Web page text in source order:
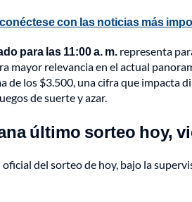
con las noticias más
para las 11:00 a. m. representa
mayor relevancia en el actual
de los $3.500, una cifra que impacta
de suerte y azar.
último sorteo hoy,
del sorteo de hoy, bajo la